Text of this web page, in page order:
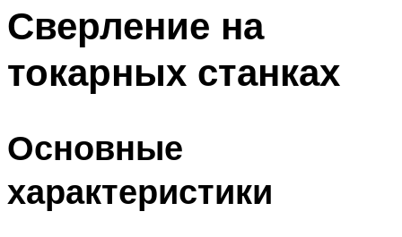
Сверление на
токарных станках
Основные
характеристики